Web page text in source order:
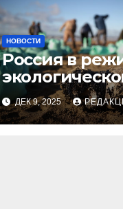
НОВОСТИ
Россия в
износа
ДЕК 9, 2025